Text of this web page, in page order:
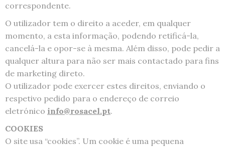
correspondente.
O utilizador tem o direito a aceder, em qualquer
momento, a esta informação, podendo retificá-la,
cancelá-la e opor-se à mesma. Além disso, pode pedir a
qualquer altura para não ser mais contactado para fins
de marketing direto.
O utilizador pode exercer estes direitos, enviando o
respetivo pedido para o endereço de correio
eletrónico info@rosacel.pt.
COOKIES
O site usa “cookies”. Um cookie é uma pequena